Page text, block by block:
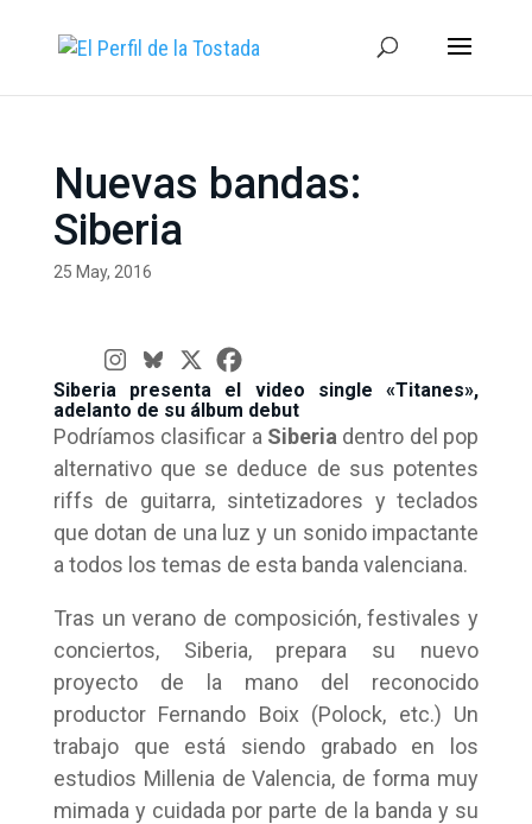
Nuevas bandas:
Siberia
25 May, 2016
Siberia presenta el video single «Titanes»,
adelanto de su álbum debut
Podríamos clasificar a Siberia dentro del pop
alternativo que se deduce de sus potentes
riffs de guitarra, sintetizadores y teclados
que dotan de una luz y un sonido impactante
a todos los temas de esta banda valenciana.
Tras un verano de composición, festivales y
conciertos, Siberia, prepara su nuevo
proyecto de la mano del reconocido
productor Fernando Boix (Polock, etc.) Un
trabajo que está siendo grabado en los
estudios Millenia de Valencia, de forma muy
mimada y cuidada por parte de la banda y su